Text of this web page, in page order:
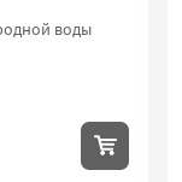
воды